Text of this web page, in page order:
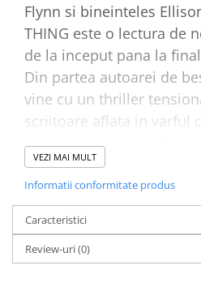
Ma pregatesc pentru scoala
Manuale - Carte Scolara
Clasa a II-a
Clasa a III-a
Clasa a IV-a
Clasa a VI-a
Clasa a VII-a
Clasa a VIII-a
Clasa I
Clasa pregatitoare
Limbi Straine
Flynn si bineinteles
THING este o lectura de
de la inceput pana la
Din partea autoarei de
vine cu un thriller
scriitoare aflata in varful
trecut ameninta sa
si pe toti cei pe care ii
O scriitoare talentata stie
rasturnare de situatie
orice autoare, cea mai
toate este chiar propria
VEZI MAI MULT
Informatii conformitate produs
Caracteristici
Review-uri(0)